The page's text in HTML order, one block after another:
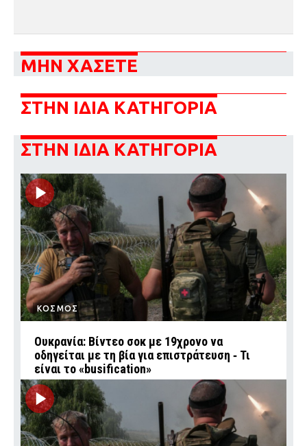
ΜΗΝ ΧΑΣΕΤΕ
ΣΤΗΝ ΙΔΙΑ ΚΑΤΗΓΟΡΙΑ
ΣΤΗΝ ΙΔΙΑ ΚΑΤΗΓΟΡΙΑ
ΚΟΣΜΟΣ
Ουκρανία: Βίντεο σοκ με 19χρονο να
οδηγείται με τη βία για επιστράτευση ‑ Τι
είναι το «busification»